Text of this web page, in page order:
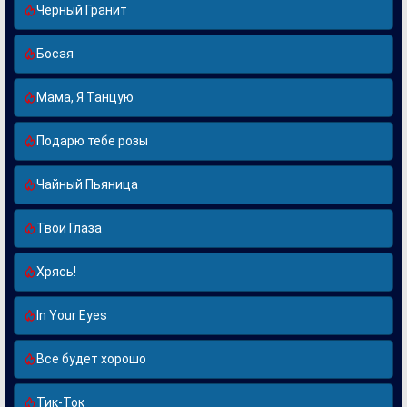
Черный Гранит
Босая
Мама, Я Танцую
Подарю тебе розы
Чайный Пьяница
Твои Глаза
Хрясь!
In Your Eyes
Все будет хорошо
Тик-Ток